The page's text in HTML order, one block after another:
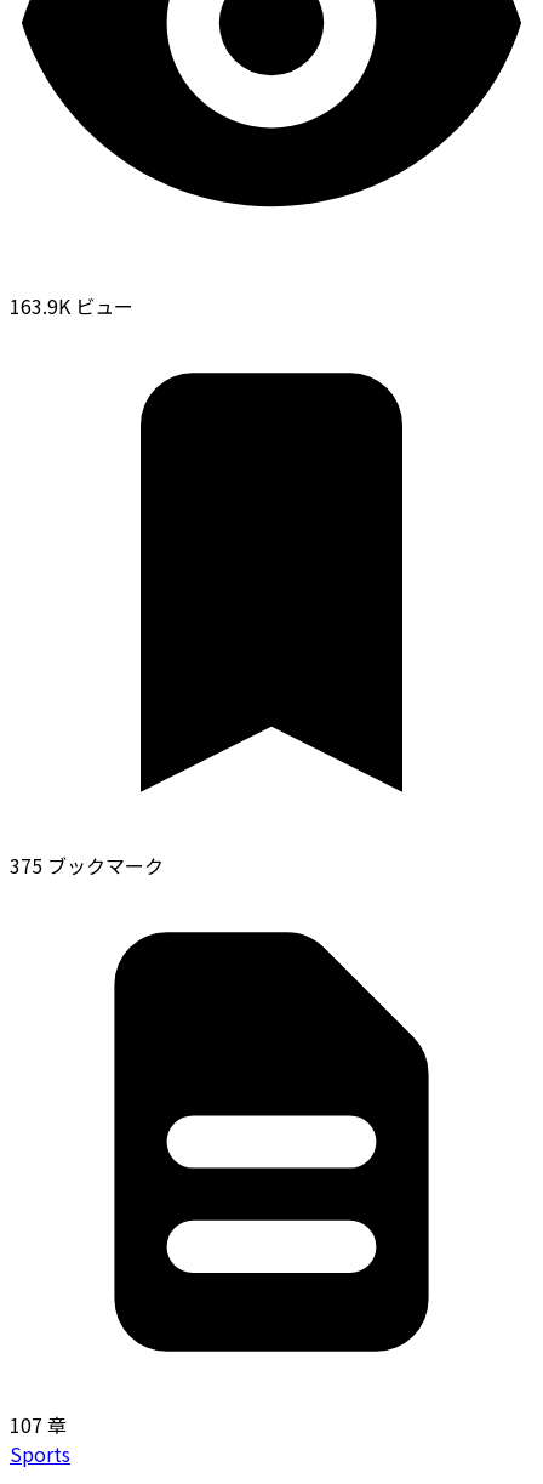
163.9K ビュー
375 ブックマーク
107 章
Sports